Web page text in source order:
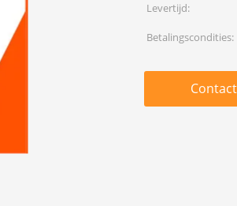
Levertijd:
Betalingscondities: